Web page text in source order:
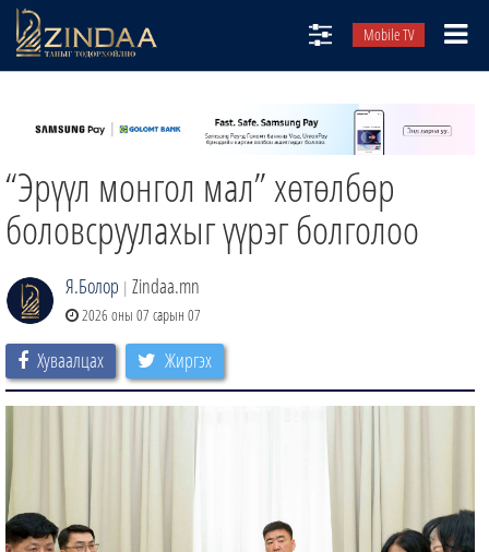
Mobile TV
ТВ8
ӨГЛӨӨНИЙ СОНИН
АУДИО ЗОХИОЛ
ЗИНДАА СЭТГҮҮЛ
“Эрүүл монгол мал” хөтөлбөр
боловсруулахыг үүрэг болголоо
Я.Болор | Zindaa.mn
2026 оны 07 сарын 07
Хуваалцах Жиргэх